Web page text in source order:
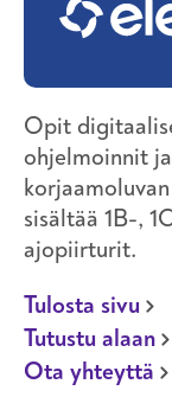
Opit
ohjelmoinnit
sisältää 1B-,
ajopiirturit.
Tulosta sivu
Tutustu alaan
Ota yhteyttä